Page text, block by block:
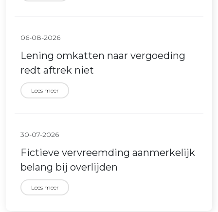
06-08-2026
Lening omkatten naar vergoeding
redt aftrek niet
Lees meer
30-07-2026
Fictieve vervreemding aanmerkelijk
belang bij overlijden
Lees meer